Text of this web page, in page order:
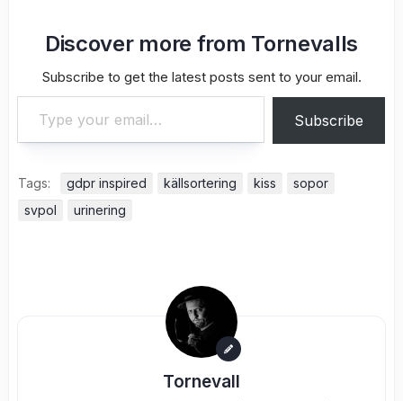
Discover more from Tornevalls
Subscribe to get the latest posts sent to your email.
Type your email…
Subscribe
Tags: gdpr inspired källsortering kiss
sopor
svpol
urinering
Tornevall